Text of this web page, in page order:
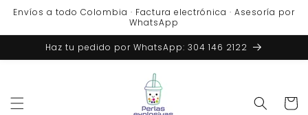
directamente
Envíos a todo Colombia · Factura electrónica · Asesoría por
WhatsApp
Haz tu pedido por WhatsApp: 304 146 2122
Carrito